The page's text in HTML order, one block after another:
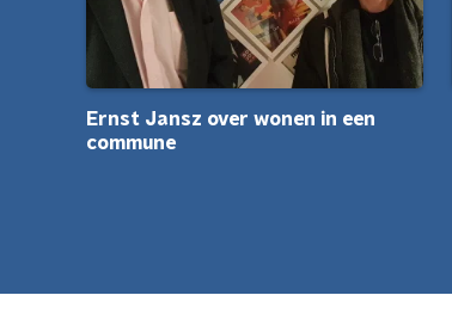
Ernst Jansz over wonen in een
commune